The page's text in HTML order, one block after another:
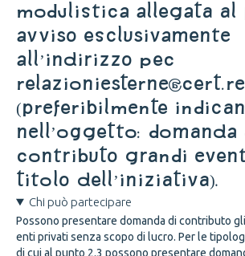
modulistica allegata al
Avviso esclusivamente
all’indirizzo pec
(preferibilmente
nell’oggetto: Domanda
contributo Grandi
Titolo dell’iniziativa).
Chi può partecipare
Possono presentare domanda di contributo
enti privati senza scopo di lucro. Per le
di cui al punto 2.3 possono presentare